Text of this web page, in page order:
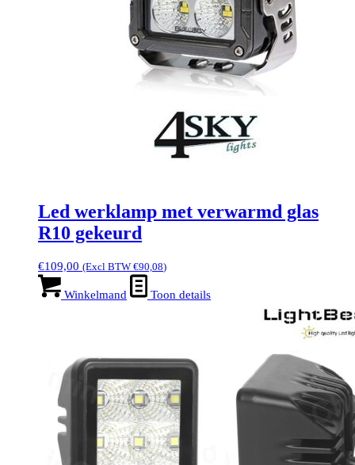
Led werklamp met verwarmd glas
R10 gekeurd
€109,00 (Excl BTW €90,08)
Winkelmand Toon details